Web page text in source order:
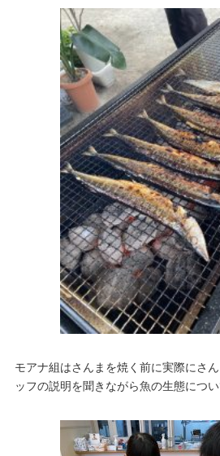
モアナ組はさんまを焼く前に実際にさ
ッフの説明を聞きながら魚の生態につ